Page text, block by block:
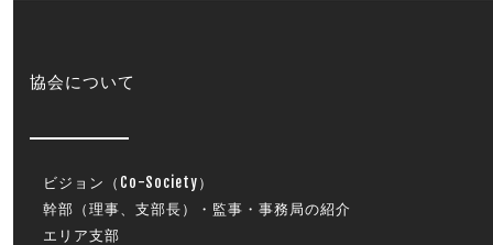
協会について
ビジョン（Co-Society）
幹部（理事、支部長）・監事・事務局の紹介
エリア支部